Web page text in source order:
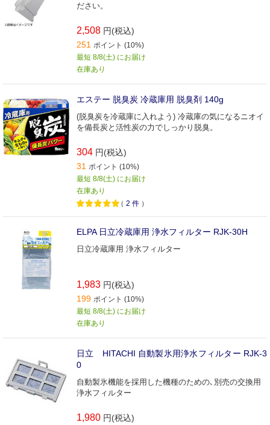
ださい。
2,508 円(税込)
251 ポイント (10%)
最短 8/8(土) にお届け
在庫あり
エステー 脱臭炭 冷蔵庫用 脱臭剤 140g
(脱臭炭を冷蔵庫に入れよう) 冷蔵庫の気になるニオイ
を備長炭と活性炭の力でしっかり脱臭。
304 円(税込)
31 ポイント (10%)
最短 8/8(土) にお届け
在庫あり
（ 2 件 ）
ELPA 日立冷蔵庫用 浄水フィルター RJK‐30H
日立冷蔵庫用 浄水フィルター
1,983 円(税込)
199 ポイント (10%)
最短 8/8(土) にお届け
在庫あり
日立 HITACHI 自動製氷用浄水フィルター RJK-3
0
自動製氷機能を採用した機種のための､別売の交換用
浄水フィルター
1,980 円(税込)